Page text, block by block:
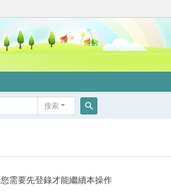
搜索
您需要先登錄才能繼續本操作